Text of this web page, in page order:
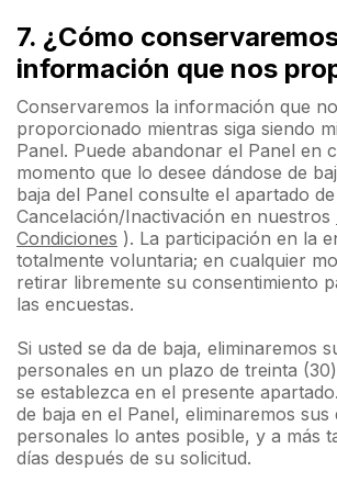
7. ¿Cómo
información que nos
Conservaremos la información que
proporcionado mientras siga siendo
Panel. Puede abandonar el Panel en
momento que lo desee dándose de
baja del Panel consulte el apartado de
Cancelación/Inactivación en nuestros
Condiciones ). La participación en la
totalmente voluntaria; en cualquier
retirar libremente su consentimiento
las encuestas.
Si usted se da de baja, eliminaremos
personales en un plazo de treinta
se establezca en el presente
de baja en el Panel, eliminaremos sus
personales lo antes posible, y a más
días después de su solicitud.